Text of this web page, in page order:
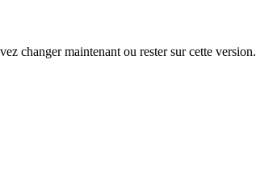
changer maintenant ou rester sur cette version.